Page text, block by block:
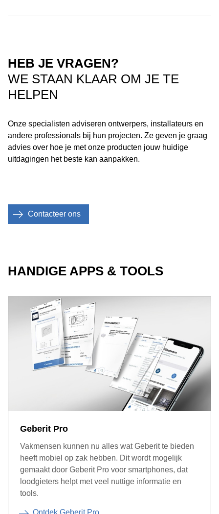
HEB JE VRAGEN?
WE STAAN KLAAR OM JE TE
HELPEN
Onze specialisten adviseren ontwerpers, installateurs en
andere professionals bij hun projecten. Ze geven je graag
advies over hoe je met onze producten jouw huidige
uitdagingen het beste kan aanpakken.
Contacteer ons
HANDIGE APPS & TOOLS
Geberit Pro
Vakmensen kunnen nu alles wat Geberit te bieden
heeft mobiel op zak hebben. Dit wordt mogelijk
gemaakt door Geberit Pro voor smartphones, dat
loodgieters helpt met veel nuttige informatie en
tools.
Ontdek Geberit Pro